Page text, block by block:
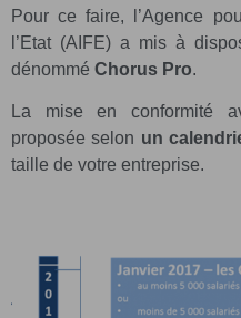
Pour ce faire, l’Agence
l’Etat (AIFE) a mis à
dénommé Chorus Pro.
La mise en conformité
proposée selon un
taille de votre entreprise.